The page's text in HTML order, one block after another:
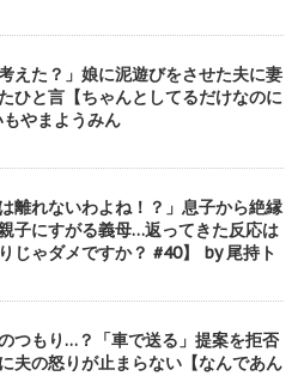
えた？」娘に泥遊びをさせた夫に妻
ひと言【ちゃんとしてるだけなのに
やまようみん
離れないわよね！？」息子から絶縁
子にすがる義母…返ってきた反応は
りじゃダメですか？ #40】 by 尾持ト
つもり…？「車で送る」提案を拒否
夫の怒りが止まらない【なんであん